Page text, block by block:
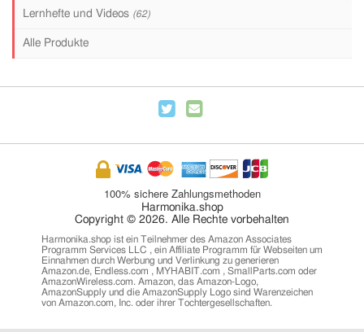
Lernhefte und Videos (62)
Alle Produkte
100% sichere Zahlungsmethoden
Harmonika.shop
Copyright © 2026. Alle Rechte vorbehalten
Harmonika.shop ist ein Teilnehmer des Amazon Associates
Programm Services LLC , ein Affiliate Programm für Webseiten um
Einnahmen durch Werbung und Verlinkung zu generieren
Amazon.de, Endless.com , MYHABIT.com , SmallParts.com oder
AmazonWireless.com. Amazon, das Amazon-Logo,
AmazonSupply und die AmazonSupply Logo sind Warenzeichen
von Amazon.com, Inc. oder ihrer Tochtergesellschaften.